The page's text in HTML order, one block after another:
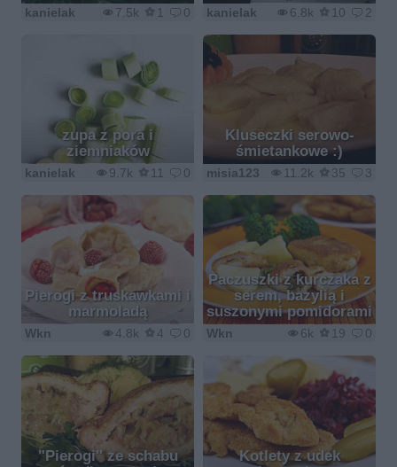
7.5k 1 0
kanielak 6.8k 10 2
kanielak
zupa z pora i
ziemniaków
9.7k 11 0
kanielak
Kluseczki serowo-
śmietankowe :)
11.2k 35 3
misia123
Pierogi z truskawkami i
marmoladą
4.8k 4 0
Wkn
Paczuszki z kurczaka z
serem, bazylią i
suszonymi pomidorami
6k 19 0
Wkn
"Pierogi" ze schabu
Kotlety z udek